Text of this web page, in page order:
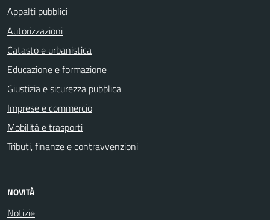
Appalti pubblici
Autorizzazioni
Catasto e urbanistica
Educazione e formazione
Giustizia e sicurezza pubblica
Imprese e commercio
Mobilità e trasporti
Tributi, finanze e contravvenzioni
NOVITÀ
Notizie